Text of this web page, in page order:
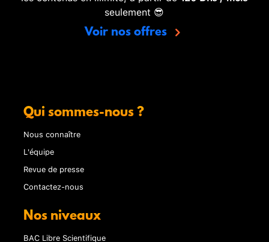
seulement 😎
Voir nos offres
Qui sommes-nous ?
Nous connaître
L'équipe
Revue de presse
Contactez-nous
Nos niveaux
BAC Libre Scientifique